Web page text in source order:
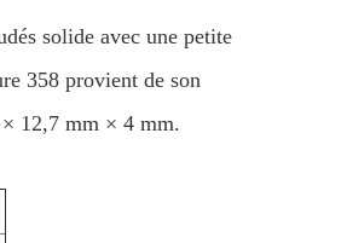
solide avec une petite
358 provient de son
12,7 mm × 4 mm.